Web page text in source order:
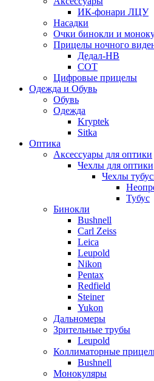
ИК-фонари ЛЦУ
Насадки
Очки бинокли и
Прицелы ночного
Дедал-НВ
СОТ
Цифровые прицелы
Одежда и Обувь
Обувь
Одежда
Kryptek
Sitka
Оптика
Аксессуары для оптики
Чехлы для оптики
Чехлы
Тубус
Бинокли
Bushnell
Carl Zeiss
Leica
Leupold
Nikon
Pentax
Redfield
Steiner
Yukon
Дальномеры
Зрительные трубы
Leupold
Коллиматорные
Bushnell
Монокуляры